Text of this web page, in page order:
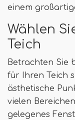
einem
Wählen
Teich
Betrachten Sie
für Ihren Teich
ästhetische
vielen
gelegenes